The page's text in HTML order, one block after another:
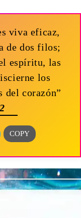
viva eficaz,
de dos filos;
espíritu, las
los
del corazón”